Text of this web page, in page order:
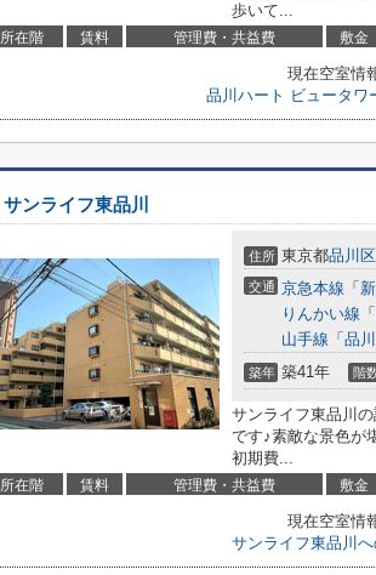
歩いて...
所在階 賃料 管理費・共益費 敷金
現在空室情
品川ハート ビュータワ
サンライフ東品川
住所 東京都品川区
交通 京急本線 「
りんかい線 「
山手線 「 品川
築年 築41年 階
サンライフ東品川
です♪素敵な景色が
初期費...
所在階 賃料 管理費・共益費 敷金
現在空室情
サンライフ東品川